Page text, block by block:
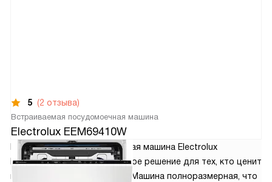
5 (2 отзыва)
Встраиваемая посудомоечная машина
Electrolux EEM69410W
Встраиваемая посудомоечная машина Electrolux
EEM69410W - это современное решение для тех, кто ценит
комфорт и качество в быту. Машина полноразмерная, что